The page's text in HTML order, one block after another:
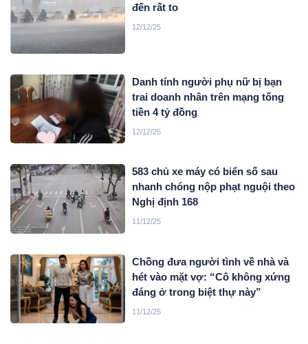
đến rất to
12/12/25
Danh tính người phụ nữ bị bạn
trai doanh nhân trên mạng tống
tiền 4 tỷ đồng
12/12/25
583 chủ xe máy có biển số sau
nhanh chóng nộp phạt nguội theo
Nghị định 168
11/12/25
Chồng đưa người tình về nhà và
hét vào mặt vợ: “Cô không xứng
đáng ở trong biệt thự này”
11/12/25